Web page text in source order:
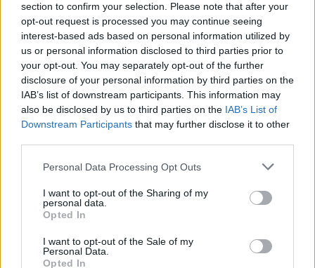
section to confirm your selection. Please note that after your
opt-out request is processed you may continue seeing
interest-based ads based on personal information utilized by
us or personal information disclosed to third parties prior to
your opt-out. You may separately opt-out of the further
disclosure of your personal information by third parties on the
IAB’s list of downstream participants. This information may
also be disclosed by us to third parties on the IAB’s List of
Downstream Participants that may further disclose it to other
Please note that this website/app uses one or more Google
not limited to your visit or usage behaviour. You may click to
grant or deny consent to Google and its third-party tags to
use your data for below specified purposes in below Google
consent section.
Personal Data Processing Opt Outs
I want to opt-out of the Sharing of my
personal data.
Opted In
I want to opt-out of the Sale of my
Personal Data.
Opted In
250 P5 Berlinetta Speciale
eszgbr•2023. július 08.